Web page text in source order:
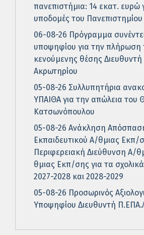
πανεπιστήμια: 14 εκατ. ευρώ
υποδομές του
06-08-26 Πρόγραμμα
υποψηφίου για την πλήρωση
κενούμενης θέσης
Ακρωτηρίου
05-08-26 Συλλυπητήρια
ΥΠΑΙΘΑ για την απώλεια του
Κατσωνόπουλου
05-08-26 Ανάκληση
Εκπαιδευτικού Α/θμιας Εκπ/
Περιφερειακή Διεύθυνση Α/
θμιας Εκπ/σης για τα
2027-2028 και 2028-2029
05-08-26 Προσωρινός
Υποψηφίου Διευθυντή